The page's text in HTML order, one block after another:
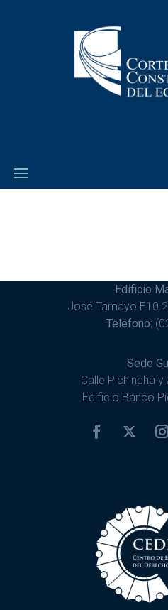
Edificio
José Tamayo E10
Teléfono:
Sede
Calle Pichincha
Edificio Banco